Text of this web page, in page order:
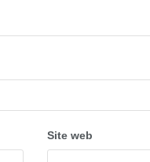
Site web